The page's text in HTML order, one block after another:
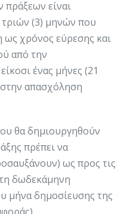
πράξεων είναι
(3) μηνών που
ως χρόνος εύρεσης και
από την
ένας μήνες (21
απασχόληση
θα δημιουργηθούν
πρέπει να
ως προς τις
δωδεκάμηνη
μήνα δημοσίευσης της